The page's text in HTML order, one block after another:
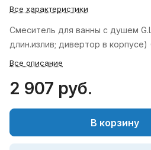
Все характеристики
Смеситель для ванны с душем
длин.излив; дивертор в корпусе)
Все описание
2 907 руб.
В корзину